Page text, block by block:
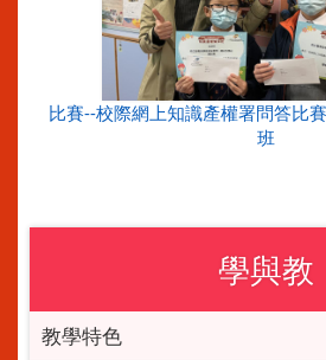
比賽--校際網上知識產權署問答比
班
學與教
教學特色